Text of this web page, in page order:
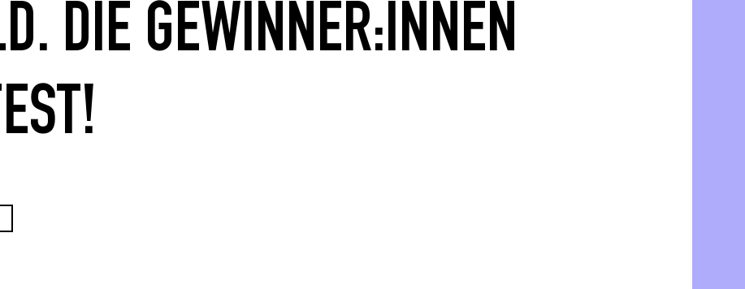
DIE GEWINNER:INNEN